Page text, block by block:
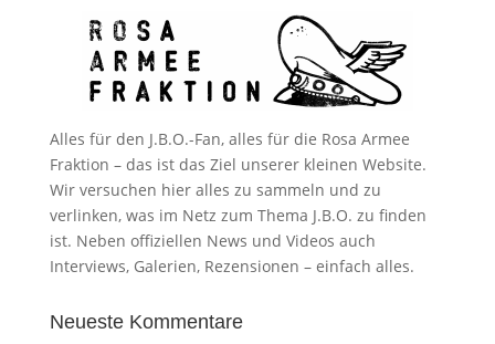
Alles für den J.B.O.-Fan, alles für die Rosa Armee
Fraktion – das ist das Ziel unserer kleinen Website.
Wir versuchen hier alles zu sammeln und zu
verlinken, was im Netz zum Thema J.B.O. zu finden
ist. Neben offiziellen News und Videos auch
Interviews, Galerien, Rezensionen – einfach alles.
Neueste Kommentare